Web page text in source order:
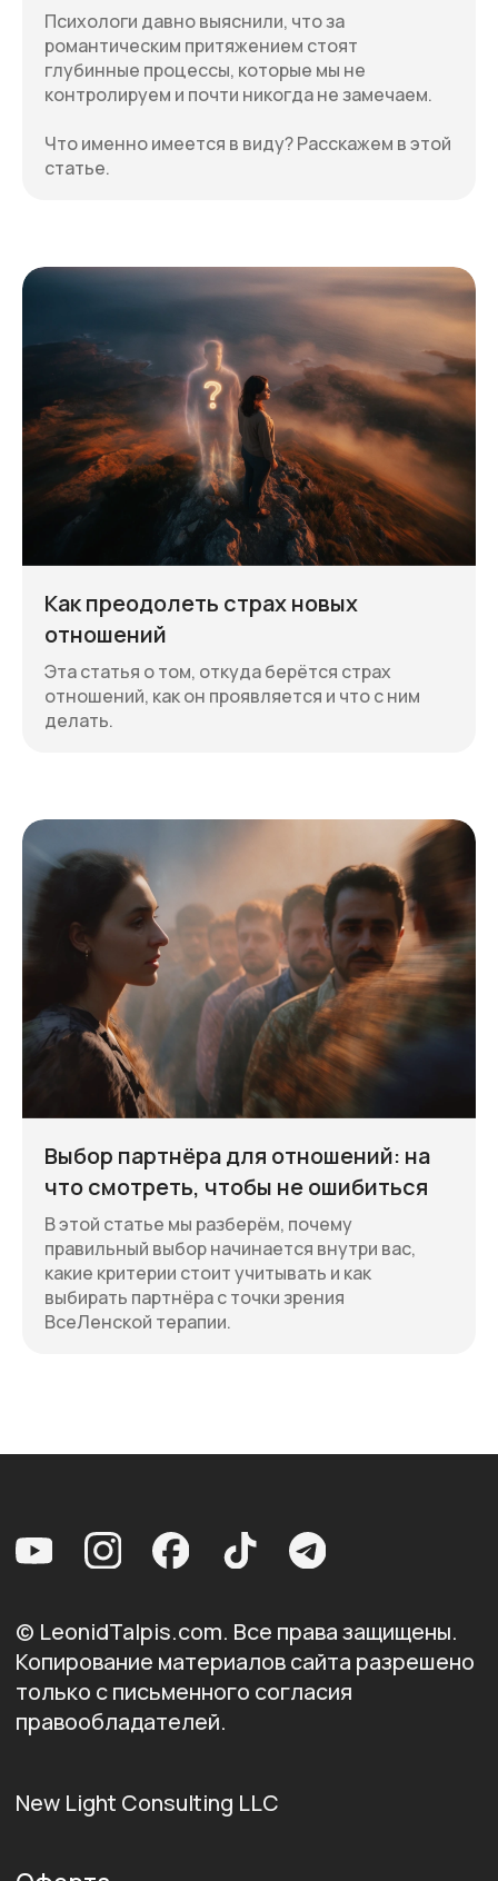
Психологи давно выяснили, что за
романтическим притяжением стоят
глубинные процессы, которые мы не
контролируем и почти никогда не замечаем.
Что именно имеется в виду? Расскажем в этой
статье.
Как преодолеть страх новых
отношений
Эта статья о том, откуда берётся страх
отношений, как он проявляется и что с ним
делать.
Выбор партнёра для отношений: на
что смотреть, чтобы не ошибиться
В этой статье мы разберём, почему
правильный выбор начинается внутри вас,
какие критерии стоит учитывать и как
выбирать партнёра с точки зрения
ВсеЛенской терапии.
Оферта
Согласие на обработку
персональных данных
Политика